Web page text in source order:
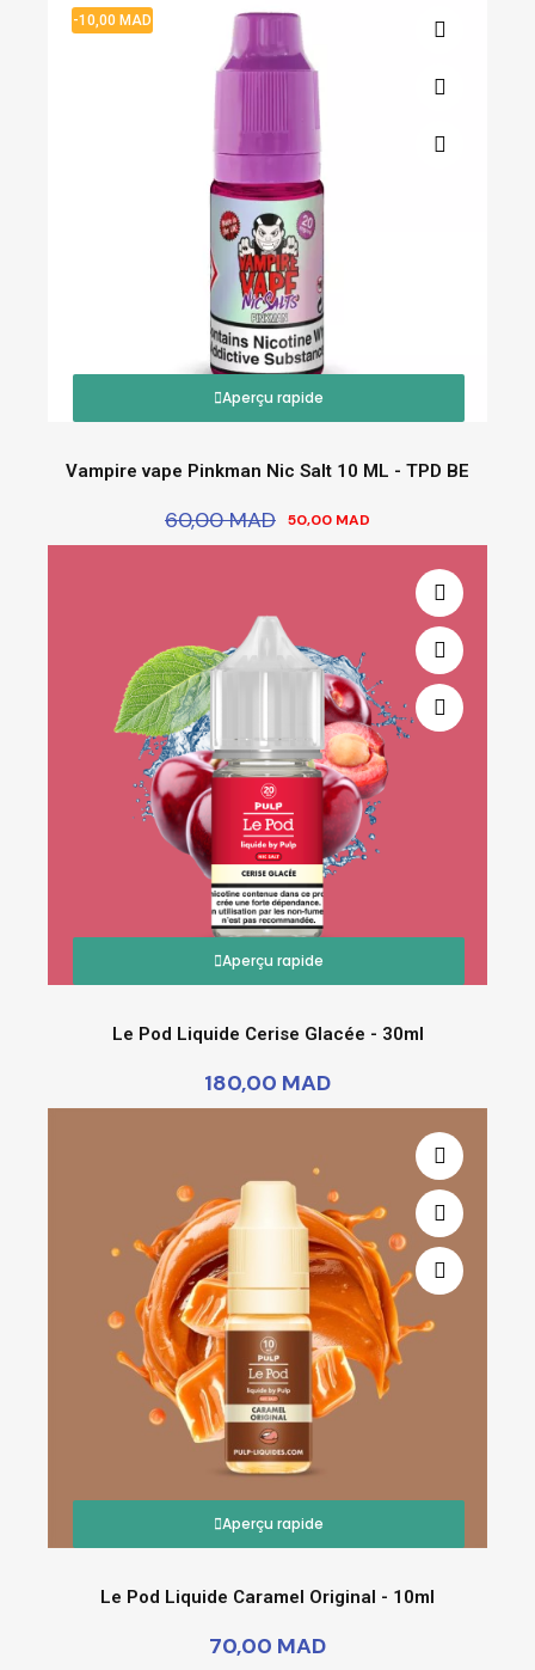
-10,00 MAD
Aperçu rapide
Vampire vape Pinkman Nic Salt 10 ML - TPD BE
60,00 MAD 50,00 MAD
Aperçu rapide
Le Pod Liquide Cerise Glacée - 30ml
180,00 MAD
Aperçu rapide
Le Pod Liquide Caramel Original - 10ml
70,00 MAD